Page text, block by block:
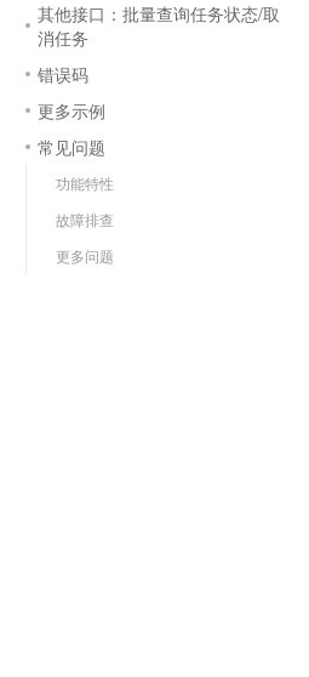
其他接口：批量查询任务状态/取
消任务
错误码
更多示例
常见问题
功能特性
故障排查
更多问题
问办公 NEW
式AI生产力平台
模型服务平台百炼 - 全妙
态内容创作工具，已接入 DeepSeek
用量加速计划
同享，达量后返
墙
机安全
应用及服务市场